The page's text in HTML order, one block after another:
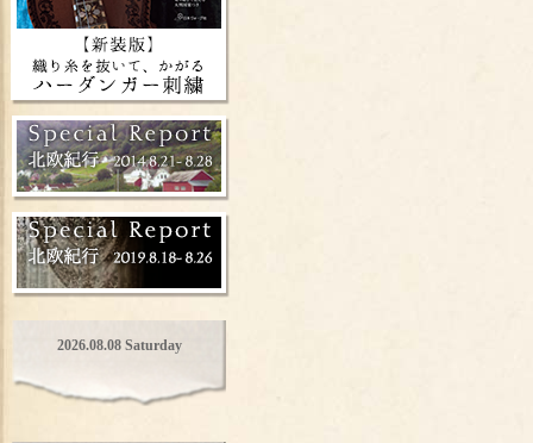
2026.08.08 Saturday